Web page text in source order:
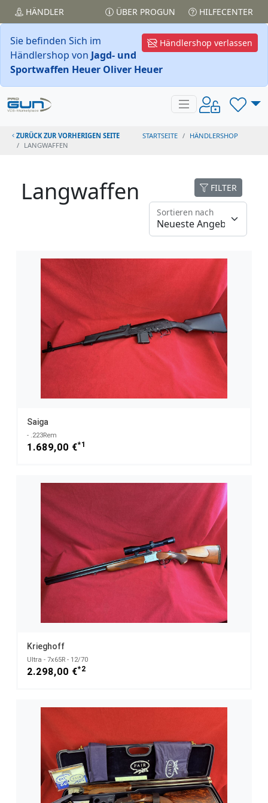
HÄNDLER ÜBER PROGUN HILFECENTER
Händlershop verlassen
Sie befinden Sich im
Händlershop von Jagd- und
Sportwaffen Heuer Oliver Heuer
ZURÜCK ZUR VORHERIGEN SEITE STARTSEITE
HÄNDLERSHOP
LANGWAFFEN
Langwaffen FILTER
Sortieren nach
Saiga
- .223Rem
1.689,00 €*1
Krieghoff
Ultra - 7x65R - 12/70
2.298,00 €*2